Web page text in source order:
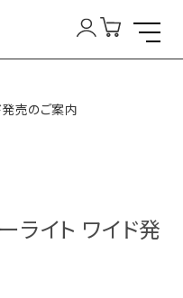
発売のご案内
ライト ワイド発